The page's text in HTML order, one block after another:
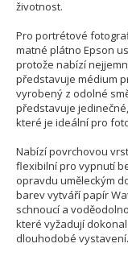
životnost.
Pro portrétové
matné plátno Epson
protože nabízí
představuje médium
vyrobený z odolné
představuje
které je ideální pro
Nabízí povrchovou
flexibilní pro vypnutí
opravdu uměleckým
barev vytváří papír
schnoucí a
které vyžadují
dlouhodobé vystavení.